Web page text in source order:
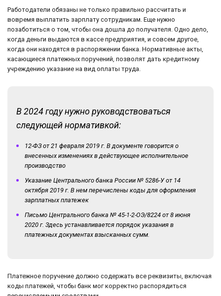
Работодатели обязаны не только правильно рассчитать и
вовремя выплатить зарплату сотрудникам. Еще нужно
позаботиться о том, чтобы она дошла до получателя. Одно дело,
когда деньги выдаются в кассе предприятия, и совсем другое,
когда они находятся в распоряжении банка. Нормативные акты,
касающиеся платежных поручений, позволят дать кредитному
учреждению указание на вид оплаты труда.
В 2024 году нужно руководствоваться
следующей нормативкой:
12-ФЗ от 21 февраля 2019 г. В документе говорится о
внесенных изменениях в действующее исполнительное
производство
Указание Центрального банка России № 5286-У от 14
октября 2019 г. В нем перечислены коды для оформления
зарплатных платежек
Письмо Центрального банка № 45-1-2-ОЭ/8224 от 8 июня
2020 г. Здесь устанавливается порядок указания в
платежных документах взысканных сумм.
Платежное поручение должно содержать все реквизиты, включая
коды платежей, чтобы банк мог корректно распорядиться